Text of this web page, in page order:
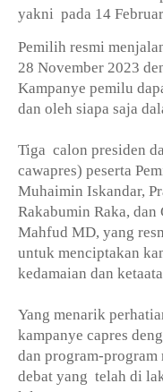
yakni pada 14
Pemilih resmi
28 November 2023
Kampanye pemilu
dan oleh siapa saja
Tiga calon presiden
cawapres) peserta
Muhaimin Iskandar,
Rakabumin Raka,
Mahfud MD, yang
untuk menciptakan
kedamaian dan
Yang menarik
kampanye capres
dan program-program
debat yang telah di